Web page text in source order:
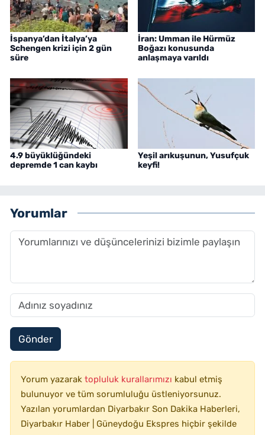
İspanya’dan İtalya’ya
Schengen krizi için 2 gün
süre
İran: Umman ile Hürmüz
Boğazı konusunda
anlaşmaya varıldı
4.9 büyüklüğündeki
depremde 1 can kaybı
Yeşil arıkuşunun, Yusufçuk
keyfi!
Yorumlar
Gönder
Yorum yazarak topluluk kurallarımızı kabul etmiş
bulunuyor ve tüm sorumluluğu üstleniyorsunuz.
Yazılan yorumlardan Diyarbakır Son Dakika Haberleri,
Diyarbakır Haber | Güneydoğu Ekspres hiçbir şekilde